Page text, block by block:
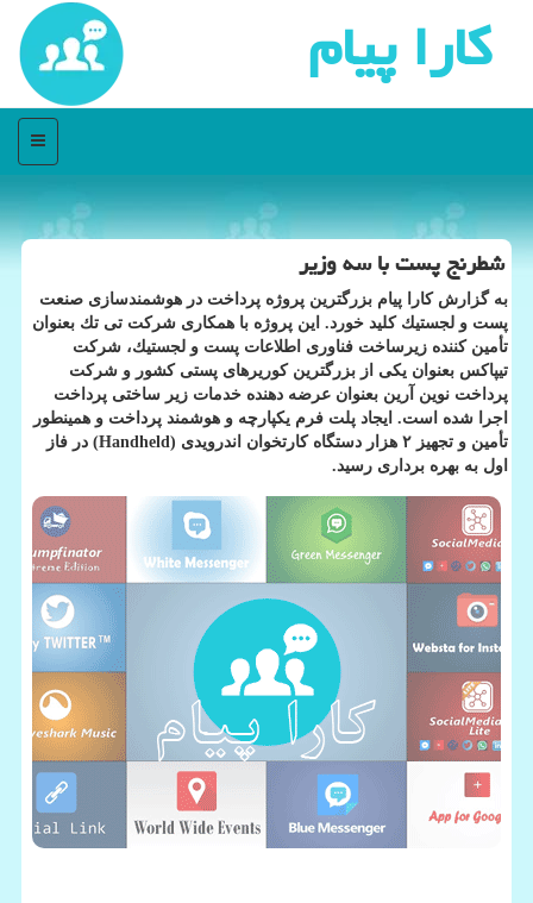
كارا پیام
منو
شطرنج پست با سه وزیر
به گزارش كارا پیام بزرگترین پروژه پرداخت در هوشمندسازی صنعت
پست و لجستیك كلید خورد. این پروژه با همكاری شركت تی تك بعنوان
تأمین كننده زیرساخت فناوری اطلاعات پست و لجستیك، شركت
تیپاكس بعنوان یكی از بزرگترین كوریرهای پستی كشور و شركت
پرداخت نوین آرین بعنوان عرضه دهنده خدمات زیر ساختی پرداخت
اجرا شده است. ایجاد پلت فرم یكپارچه و هوشمند پرداخت و همینطور
تأمین و تجهیز ۲ هزار دستگاه كارتخوان اندرویدی (Handheld) در فاز
اول به بهره برداری رسید.